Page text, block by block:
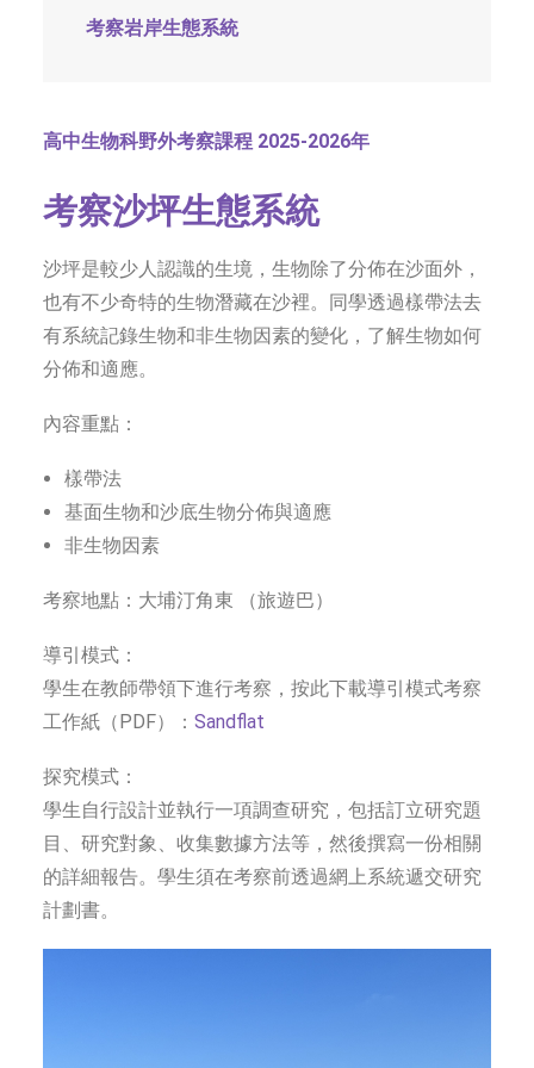
考察岩岸生態系統
高中生物科野外考察課程 2025-2026年
考察沙坪生態系統
沙坪是較少人認識的生境，生物除了分佈在沙面外，
也有不少奇特的生物潛藏在沙裡。同學透過樣帶法去
有系統記錄生物和非生物因素的變化，了解生物如何
分佈和適應。
內容重點：
樣帶法
基面生物和沙底生物分佈與適應
非生物因素
考察地點：大埔汀角東 （旅遊巴）
導引模式：
學生在教師帶領下進行考察，按此下載導引模式考察
工作紙（PDF）： Sandflat
探究模式：
學生自行設計並執行一項調查研究，包括訂立研究題
目、研究對象、收集數據方法等，然後撰寫一份相關
的詳細報告。學生須在考察前透過網上系統遞交研究
計劃書。